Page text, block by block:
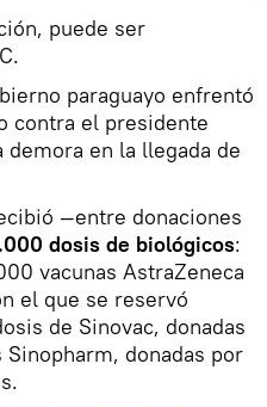
puede ser
paraguayo enfrentó
contra el presidente
en la llegada de
—entre donaciones
dosis de biológicos:
vacunas AstraZeneca
el que se reservó
de Sinovac, donadas
donadas por